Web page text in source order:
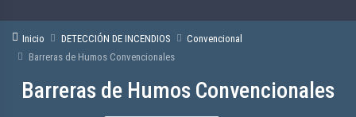
Inicio DETECCIÓN DE INCENDIOS
Convencional
Barreras de Humos Convencionales
Barreras de Humos Convencionales